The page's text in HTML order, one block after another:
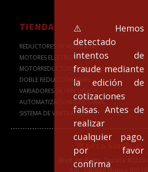
⚠️Hemos
detectado
intentos de
fraude mediante
la edición de
cotizaciones
falsas. Antes de
realizar
cualquier pago,
por favor
confirma
TIENDA
REDUCTORES DE VELOCIDAD
MOTORES ELÉCTRICOS - WEG
MOTORREDUCTORES INDUSTRIALES
DOBLE REDUCCIÓN NMRV
VARIADORES DE FRECUENCIA
AUTOMATIZACION INDUSTRIAL
SISTEMA DE VENTILACION
Mairsa Sinaloa:
Blvd. Emiliano Zapata #2220
Col. Vallado Nuevo 80110